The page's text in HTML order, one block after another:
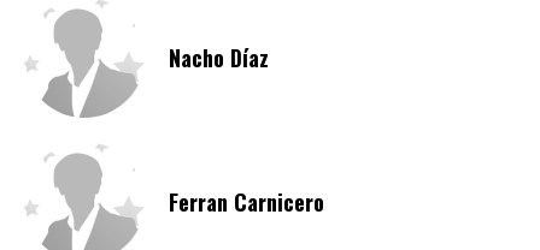
Nacho Díaz
Ferran Carnicero